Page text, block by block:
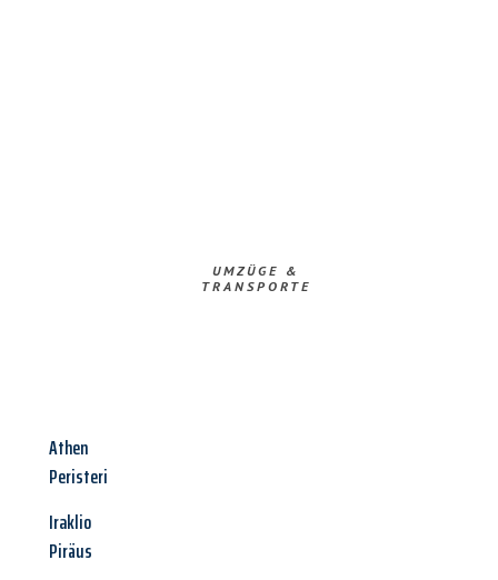
UMZÜGE &
TRANSPORTE
Athen
Peristeri
Iraklio
Piräus